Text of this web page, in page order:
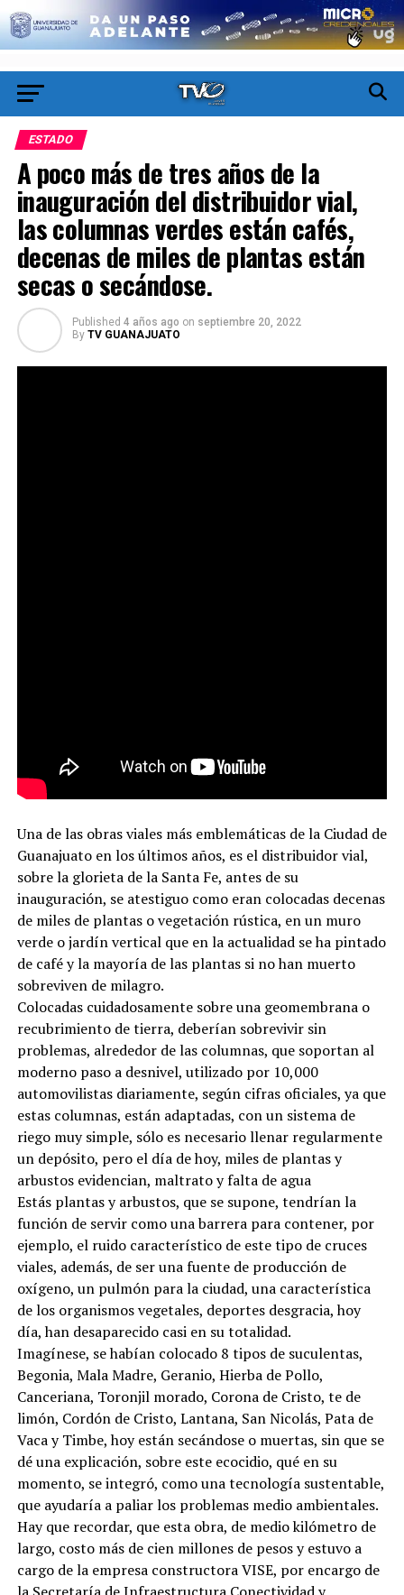
ESTADO
A poco más de tres años de la
inauguración del distribuidor vial,
las columnas verdes están cafés,
decenas de miles de plantas están
secas o secándose.
Published 4 años ago on septiembre 20, 2022
By TV GUANAJUATO
Una de las obras viales más emblemáticas de la Ciudad de
Guanajuato en los últimos años, es el distribuidor vial,
sobre la glorieta de la Santa Fe, antes de su
inauguración, se atestiguo como eran colocadas decenas
de miles de plantas o vegetación rústica, en un muro
verde o jardín vertical que en la actualidad se ha pintado
de café y la mayoría de las plantas si no han muerto
sobreviven de milagro.
Colocadas cuidadosamente sobre una geomembrana o
recubrimiento de tierra, deberían sobrevivir sin
problemas, alrededor de las columnas, que soportan al
moderno paso a desnivel, utilizado por 10,000
automovilistas diariamente, según cifras oficiales, ya que
estas columnas, están adaptadas, con un sistema de
riego muy simple, sólo es necesario llenar regularmente
un depósito, pero el día de hoy, miles de plantas y
arbustos evidencian, maltrato y falta de agua
Estás plantas y arbustos, que se supone, tendrían la
función de servir como una barrera para contener, por
ejemplo, el ruido característico de este tipo de cruces
viales, además, de ser una fuente de producción de
oxígeno, un pulmón para la ciudad, una característica
de los organismos vegetales, deportes desgracia, hoy
día, han desaparecido casi en su totalidad.
Imagínese, se habían colocado 8 tipos de suculentas,
Begonia, Mala Madre, Geranio, Hierba de Pollo,
Canceriana, Toronjil morado, Corona de Cristo, te de
limón, Cordón de Cristo, Lantana, San Nicolás, Pata de
Vaca y Timbe, hoy están secándose o muertas, sin que se
dé una explicación, sobre este ecocidio, qué en su
momento, se integró, como una tecnología sustentable,
que ayudaría a paliar los problemas medio ambientales.
Hay que recordar, que esta obra, de medio kilómetro de
largo, costo más de cien millones de pesos y estuvo a
cargo de la empresa constructora VISE, por encargo de